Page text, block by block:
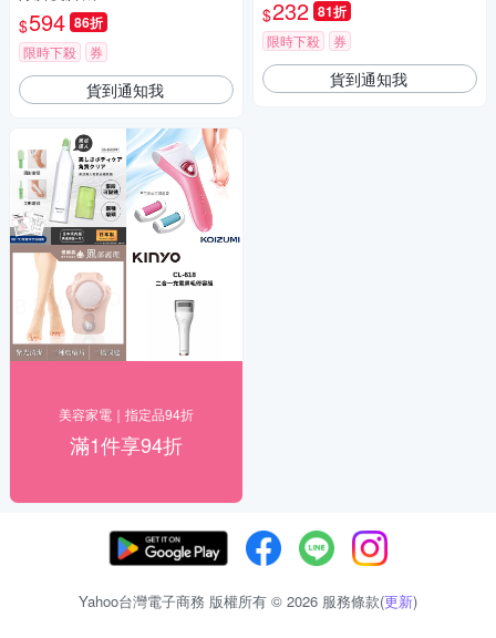
$594 86折
限時下殺 券
貨到通知我
美容家電｜指定品94折
滿1件享94折
$232 81折
限時下殺 券
貨到通知我
Yahoo台灣電子商務 版權所有 © 2026 服務條款(更新)